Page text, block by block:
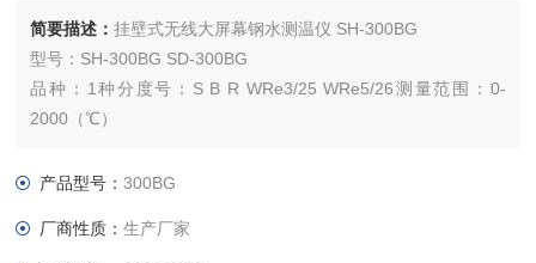
简要描述：挂壁式无线大屏幕钢水测温仪 SH-300BG
型号：SH-300BG SD-300BG
品种：1种分度号：S B R WRe3/25 WRe5/26测量范围：0-
2000（℃）
400*300*110（mm）
产品型号：300BG
厂商性质：生产厂家